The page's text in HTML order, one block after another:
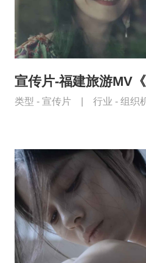
宣传片-福建旅游MV
类型 - 宣传片 行业 - 组织